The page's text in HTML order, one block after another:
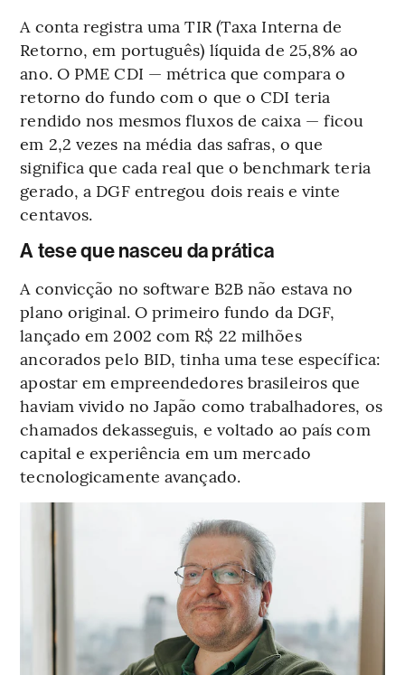
A conta registra uma TIR (Taxa Interna de
Retorno, em português) líquida de 25,8% ao
ano. O PME CDI — métrica que compara o
retorno do fundo com o que o CDI teria
rendido nos mesmos fluxos de caixa — ficou
em 2,2 vezes na média das safras, o que
significa que cada real que o benchmark teria
gerado, a DGF entregou dois reais e vinte
centavos.
A tese que nasceu da prática
A convicção no software B2B não estava no
plano original. O primeiro fundo da DGF,
lançado em 2002 com R$ 22 milhões
ancorados pelo BID, tinha uma tese específica:
apostar em empreendedores brasileiros que
haviam vivido no Japão como trabalhadores, os
chamados dekasseguis, e voltado ao país com
capital e experiência em um mercado
tecnologicamente avançado.